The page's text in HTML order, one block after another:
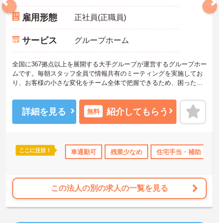
手当・補助 日勤のみ 年間休日110日以上 ブランクOK
雇用形態 正社員(正職員)
サービス グループホーム
全国に367拠点以上を展開する大手グループが運営するグループホー
ムです。毎朝スタッフ全員で情報共有のミーティングを実施してお
り、お客様の小さな変化をチーム全体で把握できるため、困った時
年2回に加え、日々の努力や売上への寄与を評価する特別報酬が支給
されるため、高いモチベーションを保ちながら勤務できる環境で
す。さらに、清潔感があれば髪色やネイルなどの規定がなく、ご自
い研修体制を通じて働きながらスキルアップを目指すことも可能で
す。年間17日のリフレッシュ休暇や定年後の再雇用制度など、長期
★おすすめPOINT★
【チーム全体で情報を共有し、一人で抱え込まずに働ける環境で
詳細を見る 無料 紹介してもらう
ここに注目！ 車通勤可 残業少なめ 住宅手当・補助
この法人の別の求人の一覧を見る